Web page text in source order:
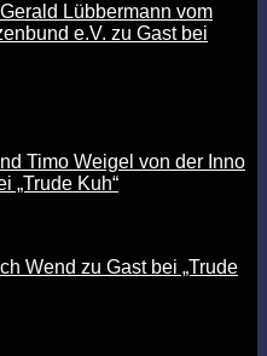
Lübbermann vom
e.V. zu Gast bei
Timo Weigel von der Inno
„Trude Kuh“
Wend zu Gast bei „Trude